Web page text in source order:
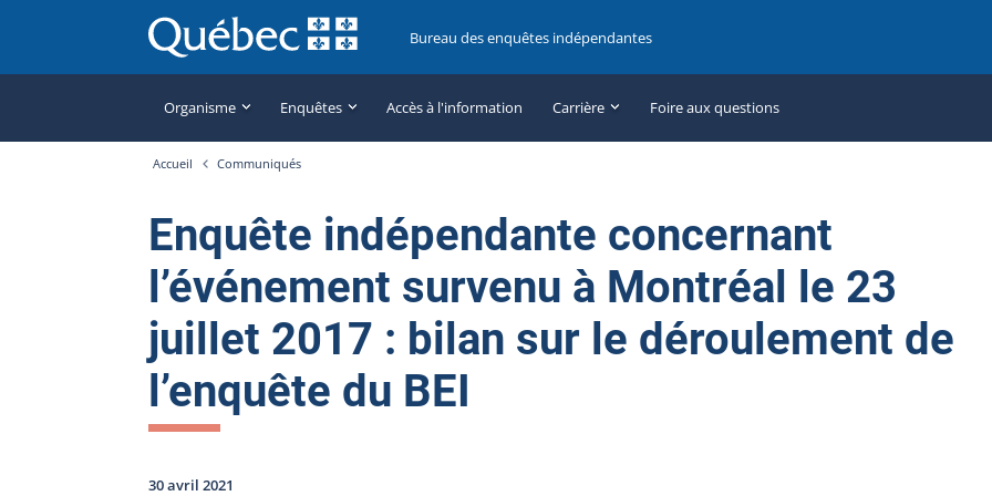
Bureau des enquêtes indépendantes
Organisme Enquêtes Accès à l'information Carrière Foire aux questions
Accueil Communiqués
Enquête indépendante concernant
l’événement survenu à Montréal le 23
juillet 2017 : bilan sur le déroulement de
l’enquête du BEI
30 avril 2021